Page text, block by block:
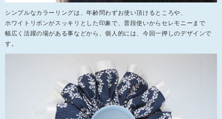
シンプルなカラーリングは、年齢問わずお使い頂けるところや、
ホワイトリボンがスッキリとした印象で、普段使いからセレモニーまで
幅広く活躍の場がある事などから、個人的には、今回一押しのデザインで
す。